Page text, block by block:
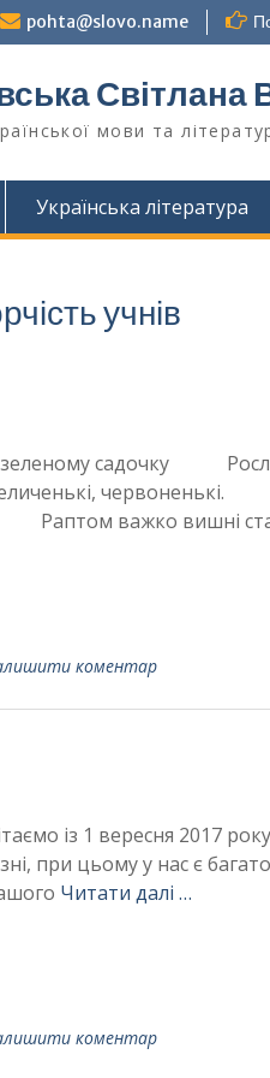
pohta@slovo.name
Світлана
мови та
Українська література
учнів
садочку
червоненькі.
важко вишні
коментар
із 1 вересня 2017
при цьому у нас є
Читати далі …
коментар